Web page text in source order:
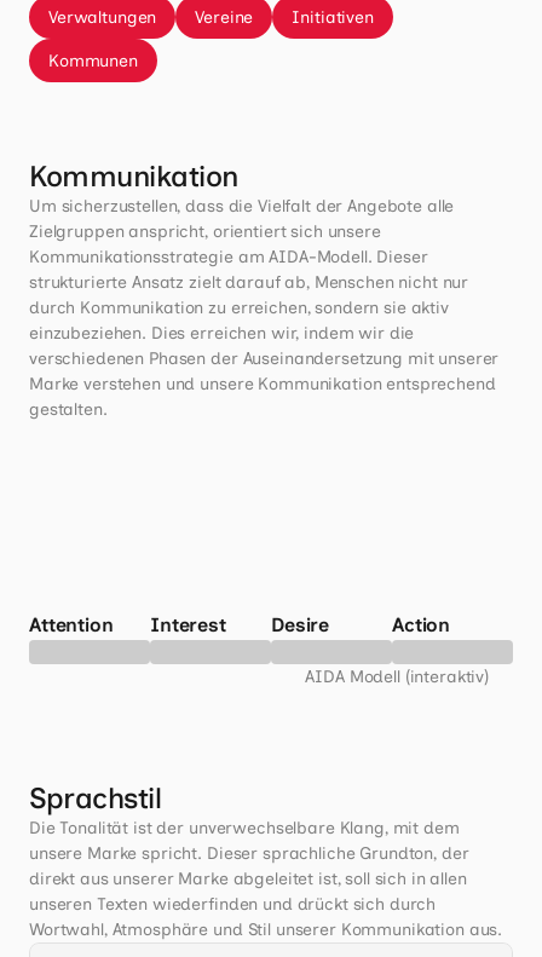
Verwaltungen Vereine Initiativen
Kommunen
Kommunikation
Um sicherzustellen, dass die Vielfalt der Angebote alle
Zielgruppen anspricht, orientiert sich unsere
Kommunikationsstrategie am AIDA-Modell. Dieser
strukturierte Ansatz zielt darauf ab, Menschen nicht nur
durch Kommunikation zu erreichen, sondern sie aktiv
einzubeziehen. Dies erreichen wir, indem wir die
verschiedenen Phasen der Auseinandersetzung mit unserer
Marke verstehen und unsere Kommunikation entsprechend
gestalten.
Attention Interest Desire Action
AIDA Modell (interaktiv)
Sprachstil
Die Tonalität ist der unverwechselbare Klang, mit dem
unsere Marke spricht. Dieser sprachliche Grundton, der
direkt aus unserer Marke abgeleitet ist, soll sich in allen
unseren Texten wiederfinden und drückt sich durch
Wortwahl, Atmosphäre und Stil unserer Kommunikation aus.